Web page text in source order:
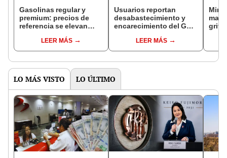
Gasolinas regular y
premium: precios de
referencia se elevan
LEER MÁS
Usuarios reportan
desabastecimiento y
encarecimiento del GLP
LEER MÁS
LO MÁS VISTO LO ÚLTIMO